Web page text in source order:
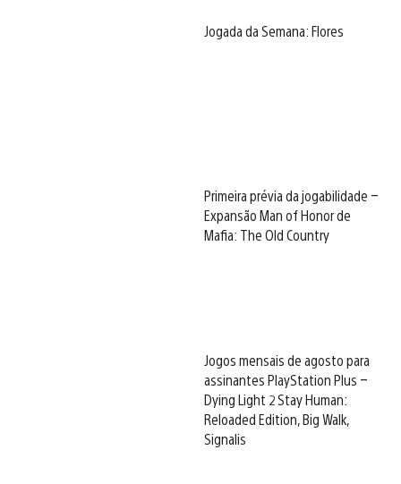
Jogada da Semana: Flores
Primeira prévia da jogabilidade –
Expansão Man of Honor de
Mafia: The Old Country
Jogos mensais de agosto para
assinantes PlayStation Plus –
Dying Light 2 Stay Human:
Reloaded Edition, Big Walk,
Signalis